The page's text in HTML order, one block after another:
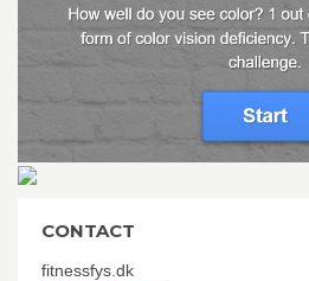
CONTACT
fitnessfys.dk